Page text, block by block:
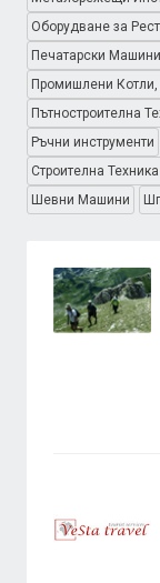
Оборудване за
Печатарски Машини
Промишлени
Пътностроителна
Ръчни инструменти
Строителна Техника
Шевни Машини